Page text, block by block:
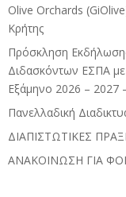
Olive Orchards
Κρήτης
Πρόσκληση
Διδασκόντων ΕΣΠΑ
Εξάμηνο 2026 – 2027
Πανελλαδική
ΔΙΑΠΙΣΤΩΤΙΚΕΣ
ΑΝΑΚΟΙΝΩΣΗ ΓΙΑ